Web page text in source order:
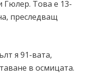
Гюлер. Това е 13-
преследващ
я 91-вата,
в осмицата.